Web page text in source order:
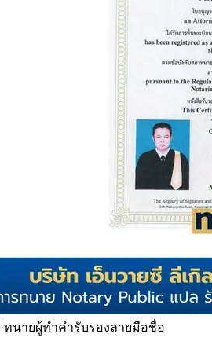
·ทนายผู้ทำคำรับรองลายมือชื่อ